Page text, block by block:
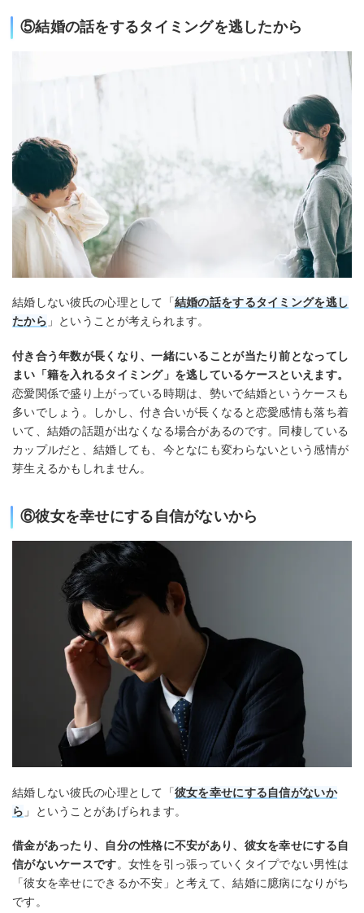
⑤結婚の話をするタイミングを逃したから
結婚しない彼氏の心理として「結婚の話をするタイミングを逃し
たから 」ということが考えられます。
付き合う年数が長くなり、一緒にいることが当たり前となってし
まい「籍を入れるタイミング」を逃しているケースといえます。
恋愛関係で盛り上がっている時期は、勢いで結婚というケースも
多いでしょう。しかし、付き合いが長くなると恋愛感情も落ち着
いて、結婚の話題が出なくなる場合があるのです。同棲している
カップルだと、結婚しても、今となにも変わらないという感情が
芽生えるかもしれません。
⑥彼女を幸せにする自信がないから
結婚しない彼氏の心理として「彼女を幸せにする自信がないか
ら 」ということがあげられます。
借金があったり、自分の性格に不安があり、彼女を幸せにする自
信がないケースです。女性を引っ張っていくタイプでない男性は
「彼女を幸せにできるか不安」と考えて、結婚に臆病になりがち
です。